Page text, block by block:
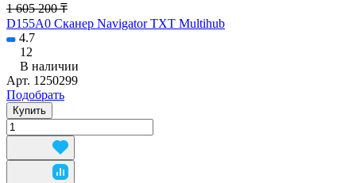
1 605 200 ₸
D155A0 Сканер Navigator TXT Multihub
4.7
12
В наличии
Арт. 1250299
Подобрать
Купить